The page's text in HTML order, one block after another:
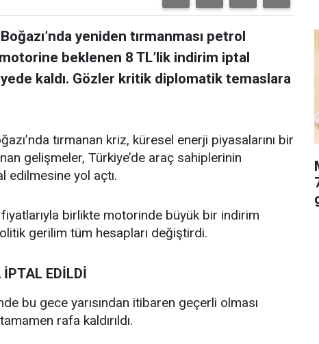
yeniden tırmanması petrol
motorine beklenen 8 TL’lik indirim iptal
kaldı. Gözler kritik diplomatik temaslara
tırmanan kriz, küresel enerji piyasalarını bir
gelişmeler, Türkiye’de araç sahiplerinin
edilmesine yol açtı.
birlikte motorinde büyük bir indirim
gerilim tüm hesapları değiştirdi.
EDİLDİ
bu gece yarısından itibaren geçerli olması
rafa kaldırıldı.